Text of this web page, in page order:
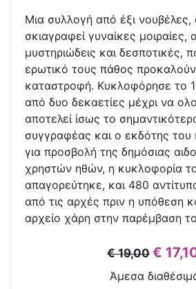
Μια συλλογή από έξι
σκιαγραφεί γυναίκες μοιραίες,
μυστηριώδεις και δεσποτικές,
ερωτικό τους πάθος
καταστροφή. Κυκλοφόρησε το
από δυο δεκαετίες μέχρι να
αποτελεί ίσως το
συγγραφέας και ο εκδότης
για προσβολή της δημόσιας
χρηστών ηθών, η κυκλοφορία
απαγορεύτηκε, και 480
από τις αρχές πριν η υπόθεση
αρχείο χάρη στην παρέμβαση
€ 19,00 €
Άμεσα